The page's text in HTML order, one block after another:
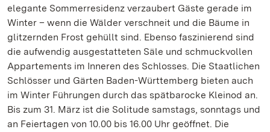
elegante Sommerresidenz verzaubert Gäste gerade im
Winter – wenn die Wälder verschneit und die Bäume in
glitzernden Frost gehüllt sind. Ebenso faszinierend sind
die aufwendig ausgestatteten Säle und schmuckvollen
Appartements im Inneren des Schlosses. Die Staatlichen
Schlösser und Gärten Baden-Württemberg bieten auch
im Winter Führungen durch das spätbarocke Kleinod an.
Bis zum 31. März ist die Solitude samstags, sonntags und
an Feiertagen von 10.00 bis 16.00 Uhr geöffnet. Die